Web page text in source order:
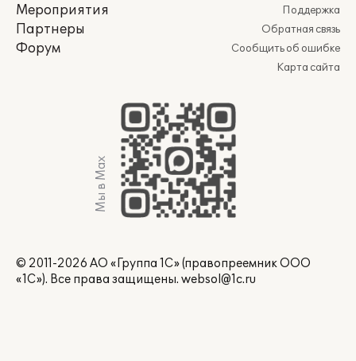
Мероприятия
Партнеры
Форум
Поддержка
Обратная связь
Сообщить об ошибке
Карта сайта
Мы в Max
© 2011-2026 АО «Группа 1С» (правопреемник ООО
«1С»). Все права защищены. websol@1c.ru